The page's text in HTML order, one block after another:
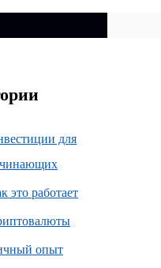
для
это работает
опыт